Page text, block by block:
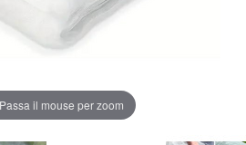
Passa il mouse per zoom